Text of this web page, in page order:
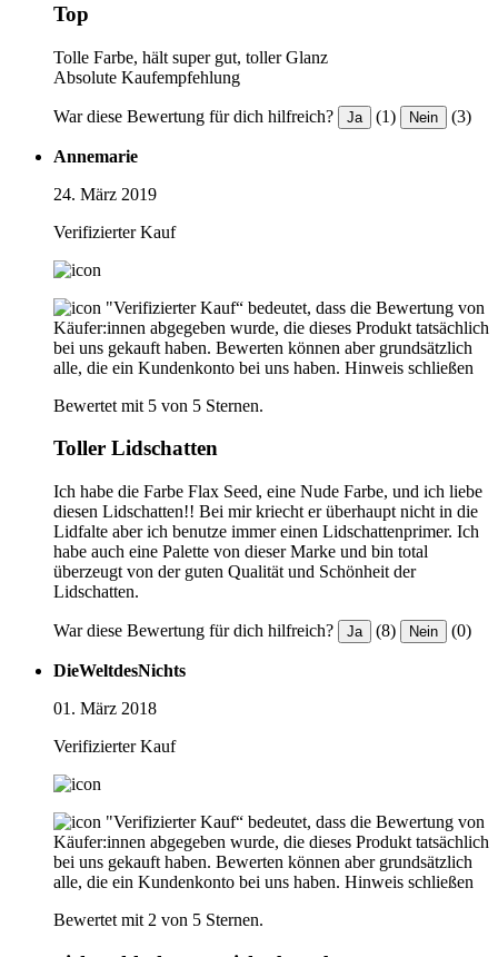
Top
Tolle Farbe, hält super gut, toller Glanz
Absolute Kaufempfehlung
War diese Bewertung für dich hilfreich? Ja (1) Nein (3)
Annemarie
24. März 2019
Verifizierter Kauf
"Verifizierter Kauf“ bedeutet, dass die Bewertung von
Käufer:innen abgegeben wurde, die dieses Produkt tatsächlich
bei uns gekauft haben. Bewerten können aber grundsätzlich
alle, die ein Kundenkonto bei uns haben. Hinweis schließen
Bewertet mit 5 von 5 Sternen.
Toller Lidschatten
Ich habe die Farbe Flax Seed, eine Nude Farbe, und ich liebe
diesen Lidschatten!! Bei mir kriecht er überhaupt nicht in die
Lidfalte aber ich benutze immer einen Lidschattenprimer. Ich
habe auch eine Palette von dieser Marke und bin total
überzeugt von der guten Qualität und Schönheit der
Lidschatten.
War diese Bewertung für dich hilfreich? Ja (8) Nein (0)
DieWeltdesNichts
01. März 2018
Verifizierter Kauf
"Verifizierter Kauf“ bedeutet, dass die Bewertung von
Käufer:innen abgegeben wurde, die dieses Produkt tatsächlich
bei uns gekauft haben. Bewerten können aber grundsätzlich
alle, die ein Kundenkonto bei uns haben. Hinweis schließen
Bewertet mit 2 von 5 Sternen.